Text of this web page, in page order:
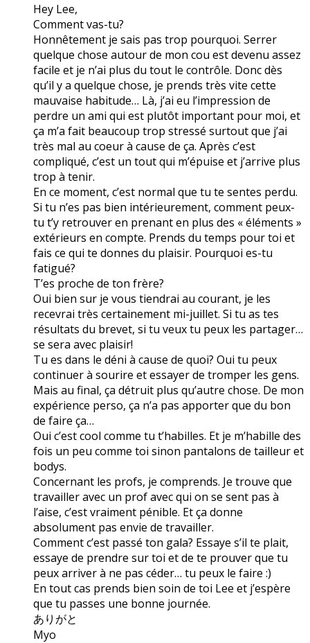
Hey Lee,
Comment vas-tu?
Honnêtement je sais pas trop pourquoi. Serrer
quelque chose autour de mon cou est devenu assez
facile et je n’ai plus du tout le contrôle. Donc dès
qu’il y a quelque chose, je prends très vite cette
mauvaise habitude… Là, j’ai eu l’impression de
perdre un ami qui est plutôt important pour moi, et
ça m’a fait beaucoup trop stressé surtout que j’ai
très mal au coeur à cause de ça. Après c’est
compliqué, c’est un tout qui m’épuise et j’arrive plus
trop à tenir.
En ce moment, c’est normal que tu te sentes perdu.
Si tu n’es pas bien intérieurement, comment peux-
tu t’y retrouver en prenant en plus des « éléments »
extérieurs en compte. Prends du temps pour toi et
fais ce qui te donnes du plaisir. Pourquoi es-tu
fatigué?
T’es proche de ton frère?
Oui bien sur je vous tiendrai au courant, je les
recevrai très certainement mi-juillet. Si tu as tes
résultats du brevet, si tu veux tu peux les partager…
se sera avec plaisir!
Tu es dans le déni à cause de quoi? Oui tu peux
continuer à sourire et essayer de tromper les gens.
Mais au final, ça détruit plus qu’autre chose. De mon
expérience perso, ça n’a pas apporter que du bon
de faire ça…
Oui c’est cool comme tu t’habilles. Et je m’habille des
fois un peu comme toi sinon pantalons de tailleur et
bodys.
Concernant les profs, je comprends. Je trouve que
travailler avec un prof avec qui on se sent pas à
l’aise, c’est vraiment pénible. Et ça donne
absolument pas envie de travailler.
Comment c’est passé ton gala? Essaye s’il te plait,
essaye de prendre sur toi et de te prouver que tu
peux arriver à ne pas céder… tu peux le faire :)
En tout cas prends bien soin de toi Lee et j’espère
que tu passes une bonne journée.
ありがと
Myo